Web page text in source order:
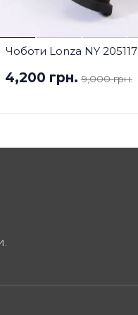
Чоботи Lonza NY 205117
4,200 грн. 9,000 грн.